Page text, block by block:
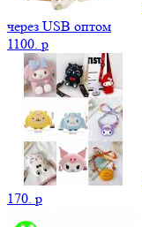
через USB оптом
1100. p
170. p